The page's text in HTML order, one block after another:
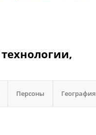
Персоны География